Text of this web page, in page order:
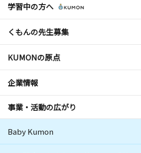
学習中の方へ
くもんの先生募集
KUMONの原点
企業情報
事業・活動の広がり
Baby Kumon